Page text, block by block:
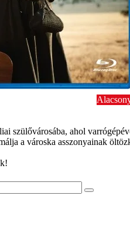
szülővárosába, ahol
a városka asszonyainak